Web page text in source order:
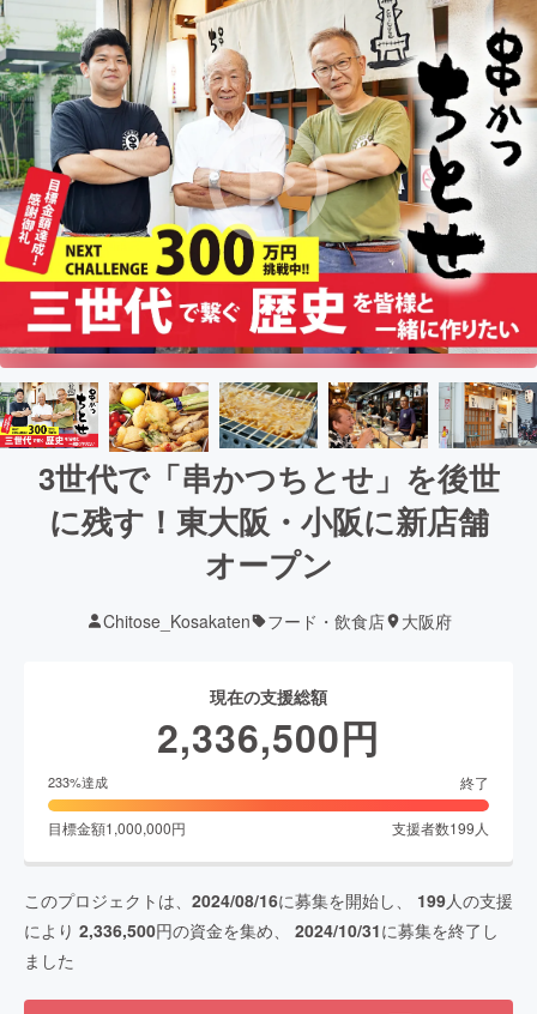
3世代で「串かつちとせ」を後世
に残す！東大阪・小阪に新店舗
オープン
Chitose_Kosakaten フード・飲食店 大阪府
現在の支援総額
2,336,500円
233%達成 終了
目標金額1,000,000円 支援者数199 人
このプロジェクトは、 2024/08/16に募集を開始し、 199人の支援
により 2,336,500円の資金を集め、 2024/10/31に募集を終了し
ました